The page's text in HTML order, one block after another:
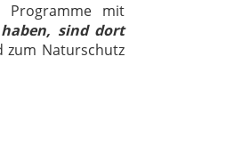
Programme mit
sind dort
zum Naturschutz